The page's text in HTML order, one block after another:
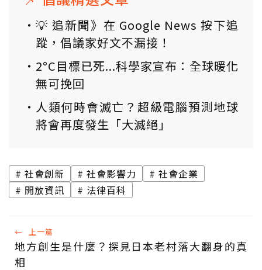
💡 追新聞》在 Google News 按下追
蹤，倡議家好文不漏接！
2°C目標已死...科學家宣布：全球暖化
無可挽回
人類何時會滅亡？超級電腦預測地球
將會再度發生「大滅絕」
社會創新 社會影響力
社會企業
開放資訊
法律百科
← 上一篇
地方創生是什麼？探見日本老村落大翻身的真
相